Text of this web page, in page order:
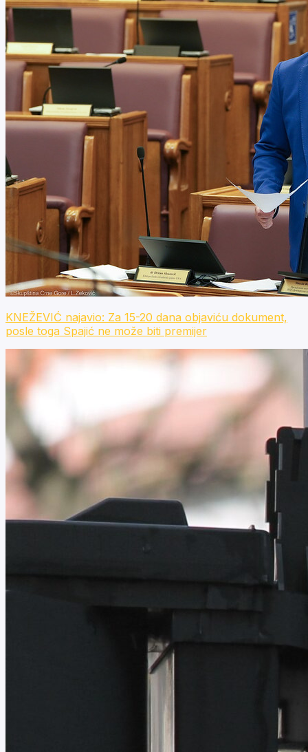
KNEŽEVIĆ najavio: Za 15-20 dana objaviću dokument,
posle toga Spajić ne može biti premijer